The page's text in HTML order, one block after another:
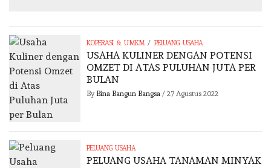
KOPERASI & UMKM / PELUANG USAHA
USAHA KULINER DENGAN POTENSI
OMZET DI ATAS PULUHAN JUTA PER
BULAN
By Bina Bangun Bangsa / 27 Agustus 2022
PELUANG USAHA
PELUANG USAHA TANAMAN MINYAK